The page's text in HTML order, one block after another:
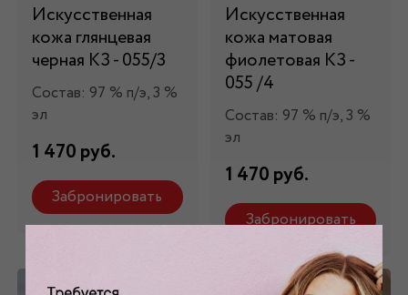
Искусственная
кожа глянцевая
черная КЗ - 055/3
Состав: 97 % п/э, 3 %
эл
1 470 руб.
Забронировать
Искусственная
кожа матовая
фиолетовая КЗ -
055 /4
Состав: 97 % п/э, 3 %
эл
1 470 руб.
Забронировать